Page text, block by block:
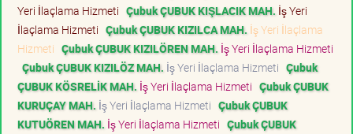
Yeri İlaçlama Hizmeti Çubuk ÇUBUK KIŞLACIK MAH. İş Yeri
İlaçlama Hizmeti Çubuk ÇUBUK KIZILCA MAH. İş Yeri İlaçlama
Hizmeti Çubuk ÇUBUK KIZILÖREN MAH. İş Yeri İlaçlama Hizmeti
Çubuk ÇUBUK KIZILÖZ MAH. İş Yeri İlaçlama Hizmeti Çubuk
ÇUBUK KÖSRELİK MAH. İş Yeri İlaçlama Hizmeti Çubuk ÇUBUK
KURUÇAY MAH. İş Yeri İlaçlama Hizmeti Çubuk ÇUBUK
KUTUÖREN MAH. İş Yeri İlaçlama Hizmeti Çubuk ÇUBUK